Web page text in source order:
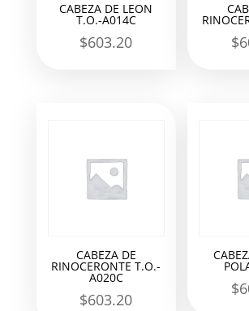
CABEZA DE LEON
T.O.-A014C
$603.20 $
CABEZA DE
RINOCERONTE T.O.-
A020C
$603.20
$